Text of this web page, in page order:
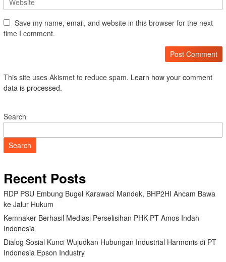
Save my name, email, and website in this browser for the next
time I comment.
This site uses Akismet to reduce spam. Learn how your comment
data is processed.
Search
Search
Recent Posts
RDP PSU Embung Bugel Karawaci Mandek, BHP2HI Ancam Bawa
ke Jalur Hukum
Kemnaker Berhasil Mediasi Perselisihan PHK PT Amos Indah
Indonesia
Dialog Sosial Kunci Wujudkan Hubungan Industrial Harmonis di PT
Indonesia Epson Industry